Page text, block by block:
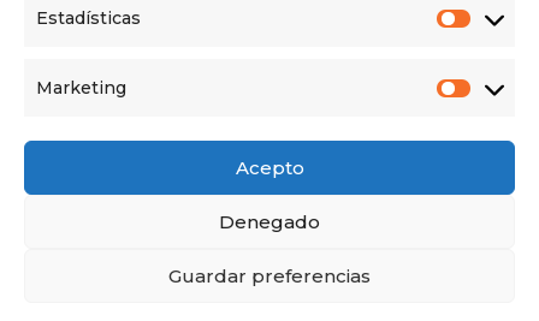
Estadísticas
Marketing
Acepto
Denegado
Guardar preferencias